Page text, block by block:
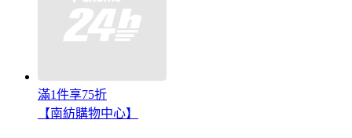
滿1件享75折
【南紡購物中心】